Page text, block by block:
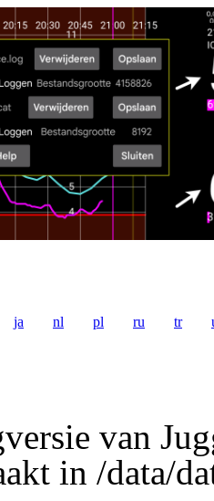
ja nl pl ru tr
van
in /data/